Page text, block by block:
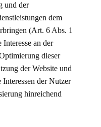
und der
dem
(Art. 6 Abs. 1
an der
dieser
der Website und
der Nutzer
hinreichend